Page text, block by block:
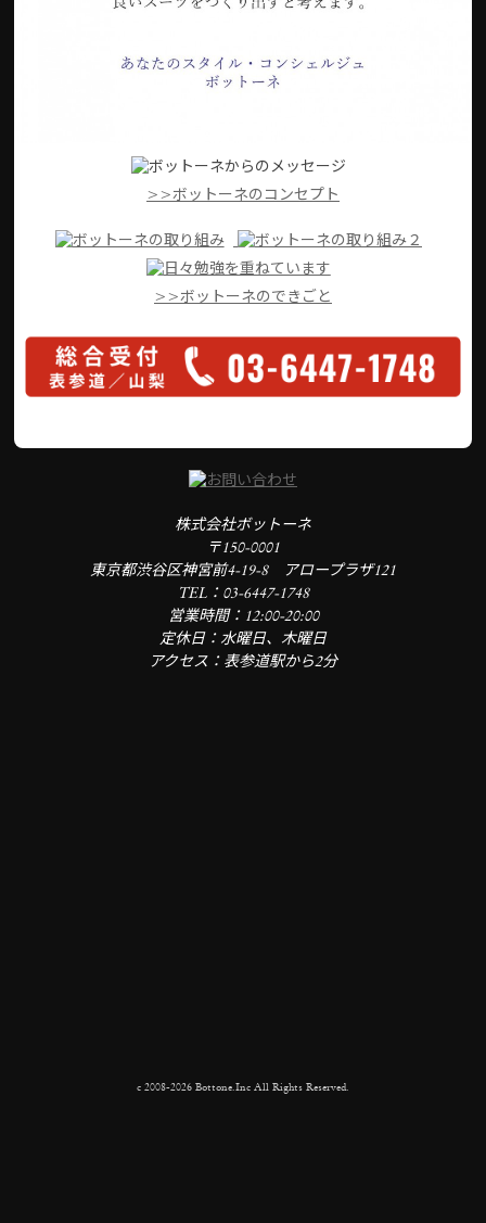
>>ボットーネのコンセプト
>>ボットーネのできごと
株式会社ボットーネ
〒150-0001
東京都渋谷区神宮前4-19-8 アロープラザ121
TEL：03-6447-1748
営業時間：12:00-20:00
定休日：水曜日、木曜日
アクセス：表参道駅から2分
c 2008-2026 Bottone.Inc All Rights Reserved.